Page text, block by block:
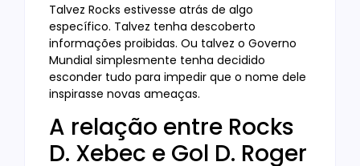
Talvez Rocks estivesse atrás de algo
específico. Talvez tenha descoberto
informações proibidas. Ou talvez o Governo
Mundial simplesmente tenha decidido
esconder tudo para impedir que o nome dele
inspirasse novas ameaças.
A relação entre Rocks
D. Xebec e Gol D. Roger